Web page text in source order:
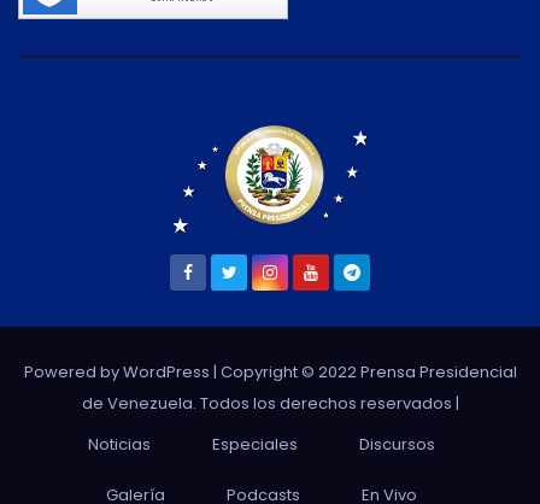
Powered by WordPress | Copyright © 2022 Prensa Presidencial
de Venezuela. Todos los derechos reservados |
Noticias
Especiales Discursos
Galería Podcasts En Vivo